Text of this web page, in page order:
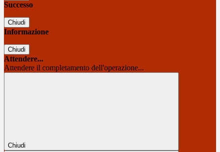
Successo
Chiudi
Informazione
Chiudi
Attendere...
Attendere il completamento dell'operazione...
Chiudi